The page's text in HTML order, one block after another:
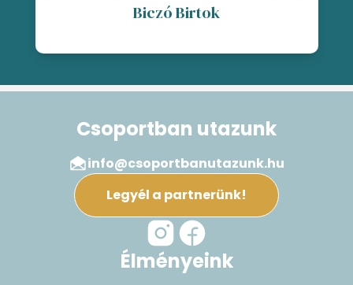
Biczó Birtok
Csoportban utazunk
info@csoportbanutazunk.hu
Legyél a partnerünk!
Élményeink